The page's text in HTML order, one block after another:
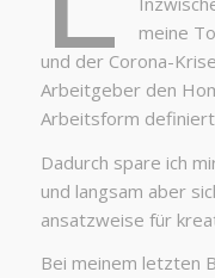
meine
und der Corona-
Arbeitgeber den
Arbeitsform
Dadurch spare ich
und langsam aber
ansatzweise für
Bei meinem letzten